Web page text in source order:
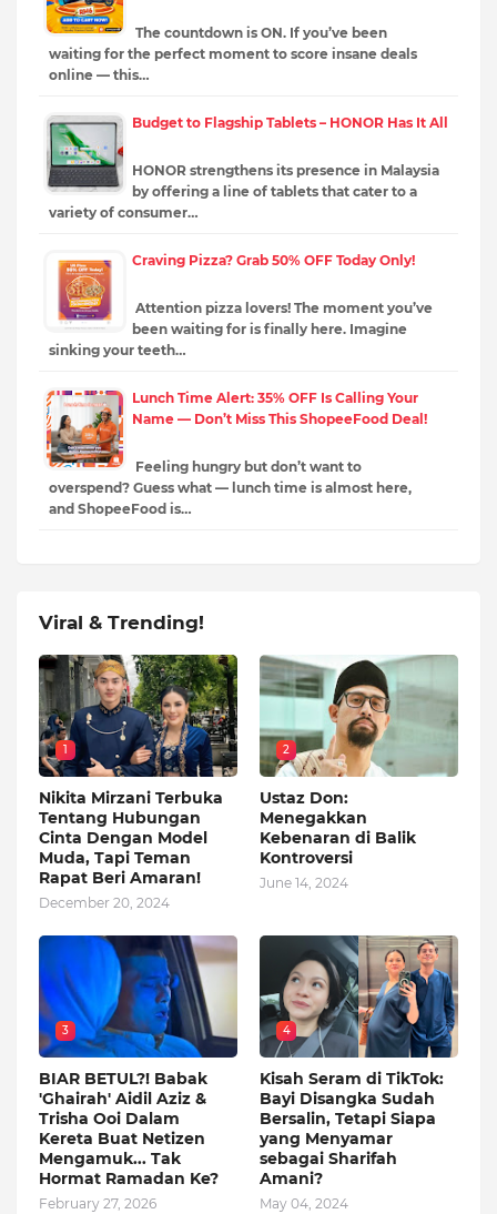
The countdown is ON. If you’ve been
waiting for the perfect moment to score insane deals
online — this…
Budget to Flagship Tablets – HONOR Has It All
HONOR strengthens its presence in Malaysia
by offering a line of tablets that cater to a
variety of consumer…
Craving Pizza? Grab 50% OFF Today Only!
Attention pizza lovers! The moment you’ve
been waiting for is finally here. Imagine
sinking your teeth…
Lunch Time Alert: 35% OFF Is Calling Your
Name — Don’t Miss This ShopeeFood Deal!
Feeling hungry but don’t want to
overspend? Guess what — lunch time is almost here,
and ShopeeFood is…
Viral & Trending!
1
Nikita Mirzani Terbuka
Tentang Hubungan
Cinta Dengan Model
Muda, Tapi Teman
Rapat Beri Amaran!
December 20, 2024
2
Ustaz Don:
Menegakkan
Kebenaran di Balik
Kontroversi
June 14, 2024
3
BIAR BETUL?! Babak
'Ghairah' Aidil Aziz &
Trisha Ooi Dalam
Kereta Buat Netizen
Mengamuk... Tak
Hormat Ramadan Ke?
February 27, 2026
4
Kisah Seram di TikTok:
Bayi Disangka Sudah
Bersalin, Tetapi Siapa
yang Menyamar
sebagai Sharifah
Amani?
May 04, 2024